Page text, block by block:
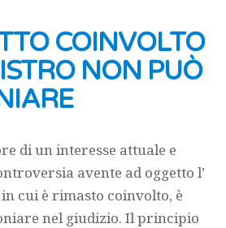
COINVOLTO
NON PUÒ
di un interesse attuale e
avente ad oggetto l’
cui è rimasto coinvolto, è
nel giudizio. Il principio